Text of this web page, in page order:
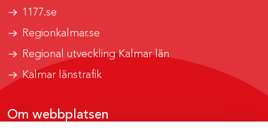
1177.se
Regionkalmar.se
Regional utveckling Kalmar län
Kalmar länstrafik
Om webbplatsen